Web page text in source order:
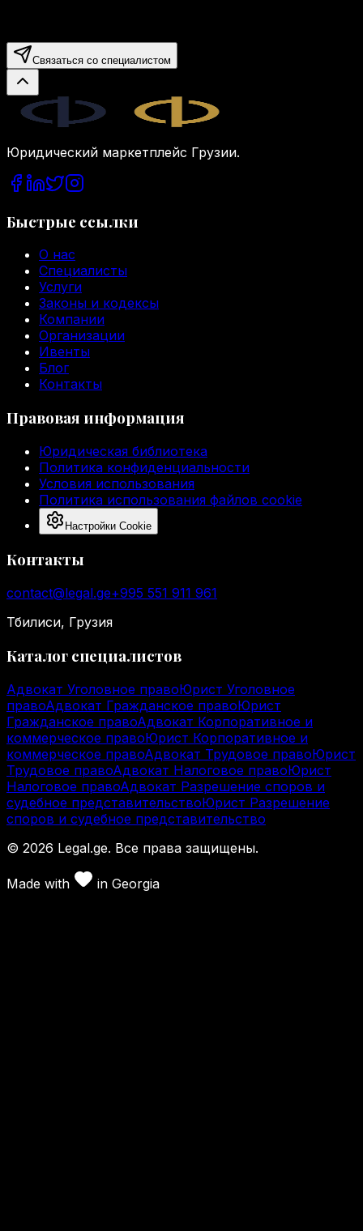
Связаться со специалистом
Юридический маркетплейс Грузии.
Быстрые ссылки
О нас
Специалисты
Услуги
Законы и кодексы
Компании
Организации
Ивенты
Блог
Контакты
Правовая информация
Юридическая библиотека
Политика конфиденциальности
Условия использования
Политика использования файлов cookie
Настройки Cookie
Контакты
contact@legal.ge+995 551 911 961
Тбилиси, Грузия
Каталог специалистов
Адвокат Уголовное правоЮрист Уголовное
правоАдвокат Гражданское правоЮрист
Гражданское правоАдвокат Корпоративное и
коммерческое правоЮрист Корпоративное и
коммерческое правоАдвокат Трудовое правоЮрист
Трудовое правоАдвокат Налоговое правоЮрист
Налоговое правоАдвокат Разрешение споров и
судебное представительствоЮрист Разрешение
споров и судебное представительство
© 2026 Legal.ge. Все права защищены.
Made with in Georgia